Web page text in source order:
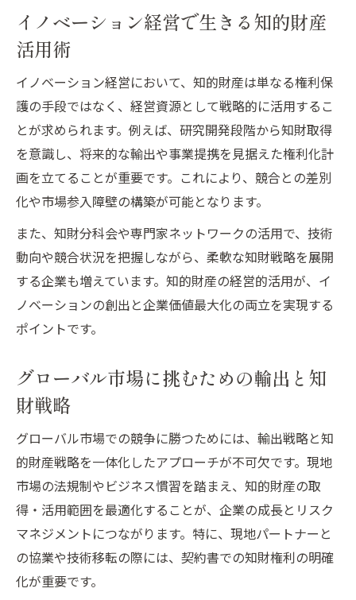
イノベーション経営で生きる知的財産
活用術
イノベーション経営において、知的財産は単なる権利保
護の手段ではなく、経営資源として戦略的に活用するこ
とが求められます。例えば、研究開発段階から知財取得
を意識し、将来的な輸出や事業提携を見据えた権利化計
画を立てることが重要です。これにより、競合との差別
化や市場参入障壁の構築が可能となります。
また、知財分科会や専門家ネットワークの活用で、技術
動向や競合状況を把握しながら、柔軟な知財戦略を展開
する企業も増えています。知的財産の経営的活用が、イ
ノベーションの創出と企業価値最大化の両立を実現する
ポイントです。
グローバル市場に挑むための輸出と知
財戦略
グローバル市場での競争に勝つためには、輸出戦略と知
的財産戦略を一体化したアプローチが不可欠です。現地
市場の法規制やビジネス慣習を踏まえ、知的財産の取
得・活用範囲を最適化することが、企業の成長とリスク
マネジメントにつながります。特に、現地パートナーと
の協業や技術移転の際には、契約書での知財権利の明確
化が重要です。